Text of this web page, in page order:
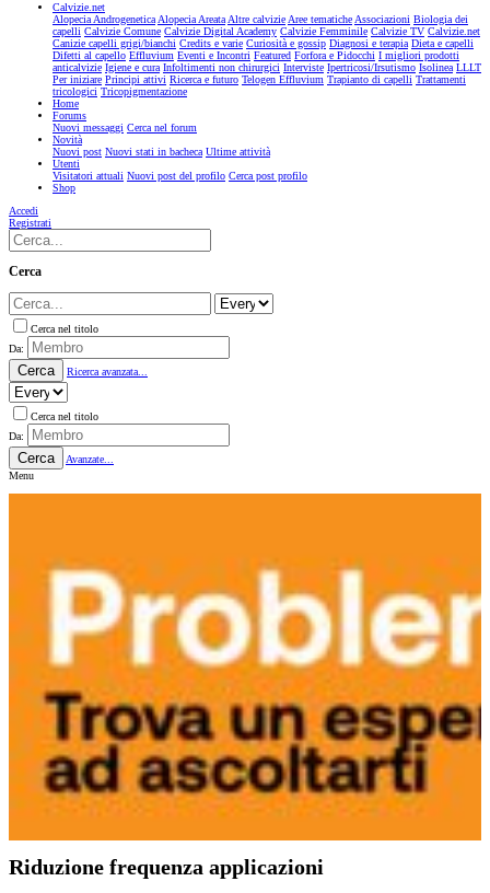
Calvizie.net
Alopecia AndrogeneticaAlopecia AreataAltre calvizieAree tematicheAssociazioni Biologia dei
capelli Calvizie Comune Calvizie Digital Academy Calvizie Femminile Calvizie TV Calvizie.net
Canizie capelli grigi/bianchi Credits e varie Curiosità e gossip Diagnosi e terapia Dieta e capelli
Difetti al capello Effluvium Eventi e Incontri Featured Forfora e Pidocchi I migliori prodotti
anticalvizie Igiene e cura Infoltimenti non chirurgici Interviste Ipertricosi/Irsutismo Isolinea LLLT
Per iniziare Principi attivi Ricerca e futuro Telogen Effluvium Trapianto di capelli Trattamenti
tricologici Tricopigmentazione
Home
Forums
Nuovi messaggi Cerca nel forum
Novità
Nuovi post Nuovi stati in bacheca Ultime attività
Utenti
Visitatori attuali Nuovi post del profilo Cerca post profilo
Shop
Accedi
Registrati
Cerca
Cerca nel titolo
Da:
Cerca Ricerca avanzata...
Cerca nel titolo
Da:
Cerca
Avanzate...
Menu
Riduzione frequenza applicazioni